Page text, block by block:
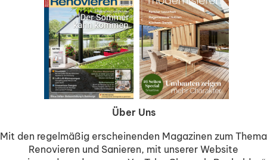
Über Uns
Mit den regelmäßig erscheinenden Magazinen zum Thema
Renovieren und Sanieren, mit unserer Website